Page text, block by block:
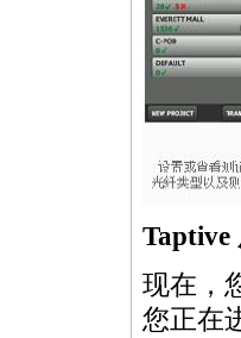
Taptive
现在，
您正在